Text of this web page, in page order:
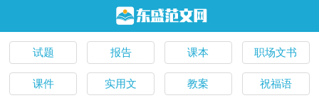
试题 报告 课本 职场文书
课件 实用文 教案 祝福语